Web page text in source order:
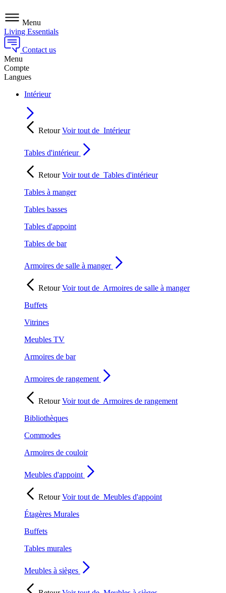
Menu
Living Essentials
Contact us
Menu
Compte
Langues
Intérieur
RetourVoir tout de Intérieur
Tables d'intérieur
RetourVoir tout de Tables d'intérieur
Tables à manger
Tables basses
Tables d'appoint
Tables de bar
Armoires de salle à manger
RetourVoir tout de Armoires de salle à manger
Buffets
Vitrines
Meubles TV
Armoires de bar
Armoires de rangement
RetourVoir tout de Armoires de rangement
Bibliothèques
Commodes
Armoires de couloir
Meubles d'appoint
RetourVoir tout de Meubles d'appoint
Étagères Murales
Buffets
Tables murales
Meubles à sièges